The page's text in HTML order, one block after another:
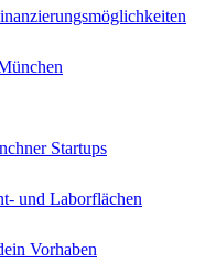
Startups
und Laborflächen
Vorhaben